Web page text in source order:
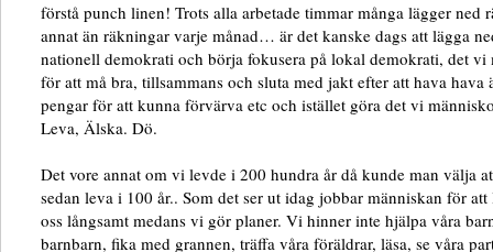
förstå punch linen! Trots alla arbetade timmar många lägger ned
annat än räkningar varje månad… är det kanske dags att lägga
nationell demokrati och börja fokusera på lokal demokrati, det vi
för att må bra, tillsammans och sluta med jakt efter att hava hava
pengar för att kunna förvärva etc och istället göra det vi
Leva, Älska. Dö.
Det vore annat om vi levde i 200 hundra år då kunde man välja
sedan leva i 100 år.. Som det ser ut idag jobbar människan för att
oss långsamt medans vi gör planer. Vi hinner inte hjälpa våra
barnbarn, fika med grannen, träffa våra föräldrar, läsa, se våra